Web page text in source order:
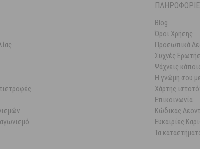
Blog
Όροι Χρήσης
Προσωπικά
Συχνές
Ψάχνεις
Η γνώμη σου
Χάρτης
Επικοινωνία
Κώδικας
Ευκαιρίες
Τα